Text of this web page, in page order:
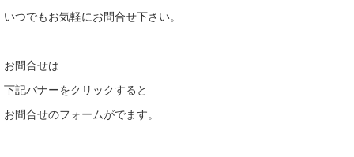
いつでもお気軽にお問合せ下さい。
お問合せは
下記バナーをクリックすると
お問合せのフォームがでます。